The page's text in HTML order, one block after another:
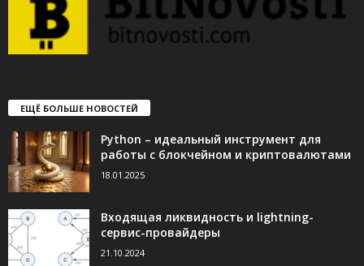
ЕЩЁ БОЛЬШЕ НОВОСТЕЙ
Python – идеальный инструмент для
работы с блокчейном и криптовалютами
18.01.2025
Входящая ликвидность и lightning-
сервис-провайдеры
21.10.2024